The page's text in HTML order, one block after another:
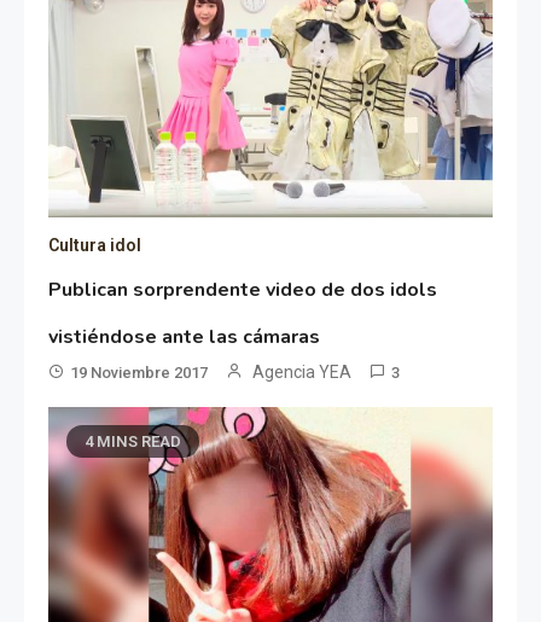
Cultura idol
Publican sorprendente video de dos idols
vistiéndose ante las cámaras
19 Noviembre 2017 Agencia YEA 3
4 MINS READ